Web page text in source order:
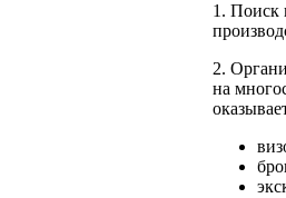
1. Поиск
2.
на